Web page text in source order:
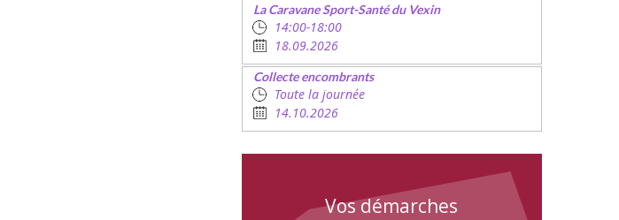
La Caravane Sport-Santé du Vexin
14:00-18:00
18.09.2026
Collecte encombrants
Toute la journée
14.10.2026
Vos démarches